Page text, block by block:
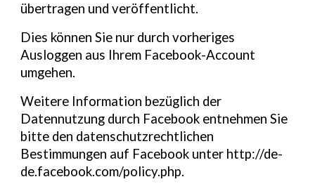
übertragen und veröffentlicht.
Dies können Sie nur durch vorheriges
Ausloggen aus Ihrem Facebook-Account
umgehen.
Weitere Information bezüglich der
Datennutzung durch Facebook entnehmen Sie
bitte den datenschutzrechtlichen
Bestimmungen auf Facebook unter http://de-
de.facebook.com/policy.php.